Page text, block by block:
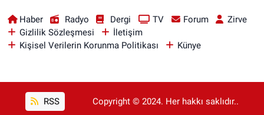
Haber Radyo Dergi TV Forum
Zirve
Gizlilik Sözleşmesi
İletişim
Kişisel Verilerin Korunma Politikası
Künye
RSS Copyright © 2024. Her hakkı saklıdır..